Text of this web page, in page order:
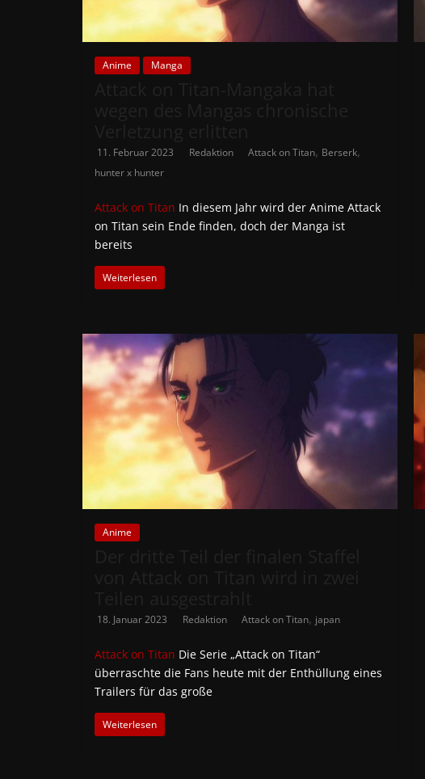
Anime Manga
11. Februar 2023 Redaktion Attack on Titan, Berserk,
hunter x hunter
Attack on Titan In diesem Jahr wird der Anime Attack
on Titan sein Ende finden, doch der Manga ist
bereits
Weiterlesen
Anime
18. Januar 2023 Redaktion Attack on Titan, japan
Attack on Titan Die Serie „Attack on Titan“
überraschte die Fans heute mit der Enthüllung eines
Trailers für das große
Weiterlesen